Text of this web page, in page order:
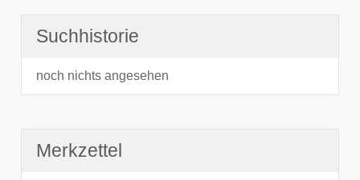
Suchhistorie
noch nichts angesehen
Merkzettel